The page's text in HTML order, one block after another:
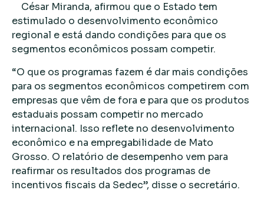
César Miranda, afirmou que o Estado tem
estimulado o desenvolvimento econômico
regional e está dando condições para que os
segmentos econômicos possam competir.
“O que os programas fazem é dar mais condições
para os segmentos econômicos competirem com
empresas que vêm de fora e para que os produtos
estaduais possam competir no mercado
internacional. Isso reflete no desenvolvimento
econômico e na empregabilidade de Mato
Grosso. O relatório de desempenho vem para
reafirmar os resultados dos programas de
incentivos fiscais da Sedec”, disse o secretário.